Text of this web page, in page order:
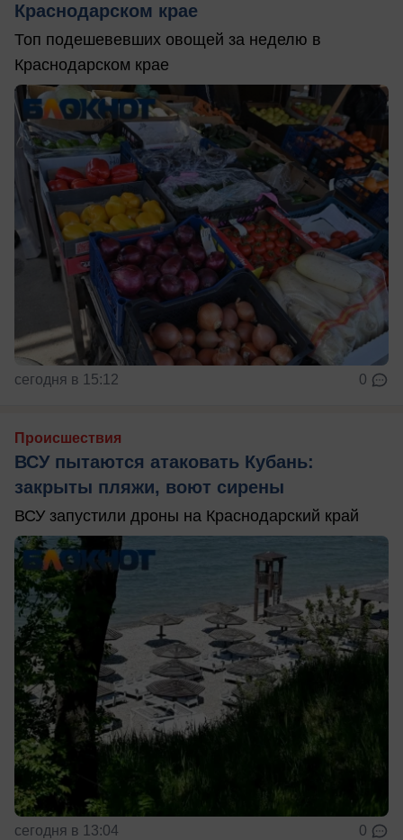
Краснодарском крае
Топ подешевевших овощей за неделю в
Краснодарском крае
сегодня в 15:12 0
Происшествия
ВСУ пытаются атаковать Кубань:
закрыты пляжи, воют сирены
ВСУ запустили дроны на Краснодарский край
сегодня в 13:04 0